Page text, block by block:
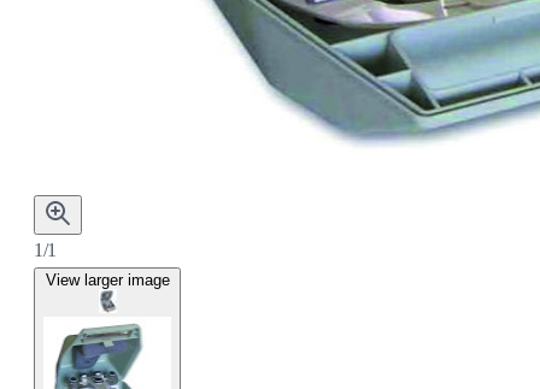
1/1
View larger image